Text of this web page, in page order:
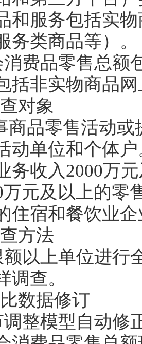
和服务包括实
务类商品等）。
品零售总额
括非实物商品
对象
零售活动或
动单位和个体
务收入2000万
元及以上的零
住宿和餐饮业
方法
上单位进行
调查。
据修订
整模型自动修